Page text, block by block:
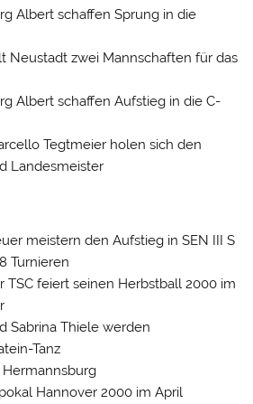
Albert schaffen Sprung in die
Neustadt zwei Mannschaften für das
Albert schaffen Aufstieg in die C-
Tegtmeier holen sich den
Landesmeister
meistern den Aufstieg in SEN III S
Turnieren
TSC feiert seinen Herbstball 2000 im
Sabrina Thiele werden
Tanz
Hannover 2000 im April